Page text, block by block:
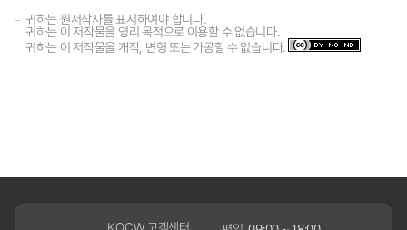
귀하는 원저작자를 표시하여야 합니다.
귀하는 이 저작물을 영리 목적으로 이용할 수 없습니다.
귀하는 이 저작물을 개작, 변형 또는 가공할 수 없습니다.